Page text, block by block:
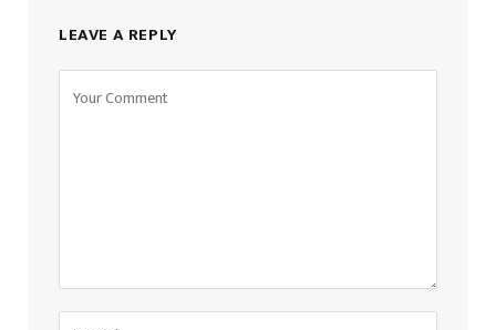
LEAVE A REPLY